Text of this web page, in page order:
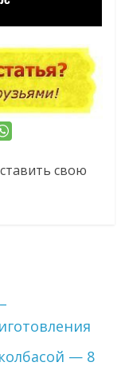
свою
— 8